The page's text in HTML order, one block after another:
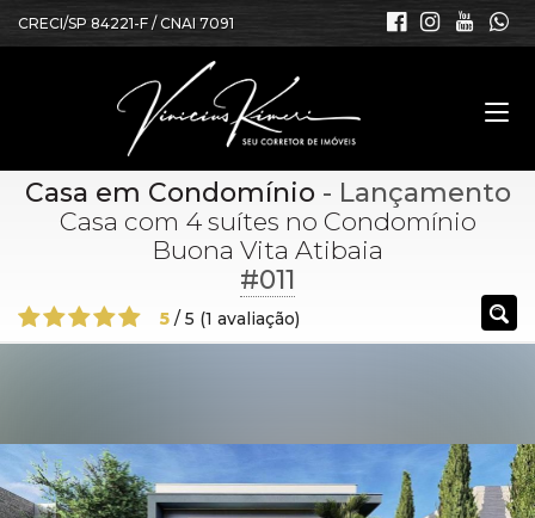
CRECI/SP 84221-F / CNAI 7091
Casa em Condomínio - Lançamento
Casa com 4 suítes no Condomínio
Buona Vita Atibaia
#011
5 / 5 (1 avaliação)